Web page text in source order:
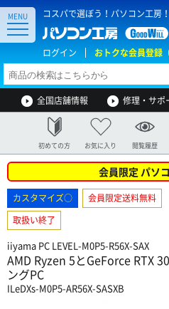
コスパで選ぼう！パソコン工房！
ログイン おトクな会員登録
MENU
全国店舗情報 修理・サポ
初めての方 お気に入り 閲覧履歴
会員限定 パソ
カスタマイズ○
会員限定送料無料
取扱い終了
iiyama PC LEVEL-M0P5-R56X-SAX
AMD Ryzen 5とGeForce RTX
ングPC
ILeDXs-M0P5-AR56X-SASXB